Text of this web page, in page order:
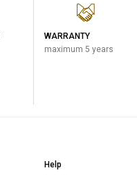
WARRANTY
maximum 5 years
Help